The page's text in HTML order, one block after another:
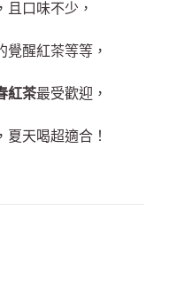
，且口味不少 ，
覺醒紅茶等等 ，
紅茶最受歡迎 ，
天喝超適合！